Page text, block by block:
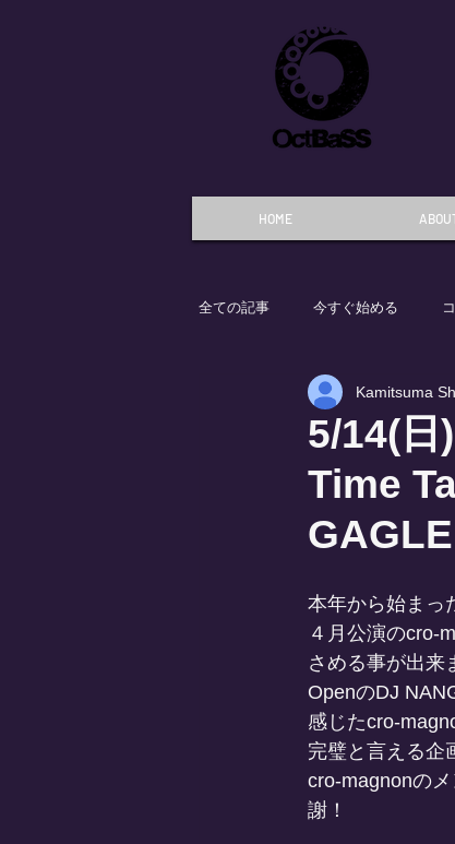
HOME
全ての記事 今すぐ始める
5/14(
Time
GAGLE
Kamitsuma
本年から始まっ
４月公演のcro-
さめる事が出来
OpenのDJ
感じたcro-
完璧と言える企
cro-magnonの
謝！